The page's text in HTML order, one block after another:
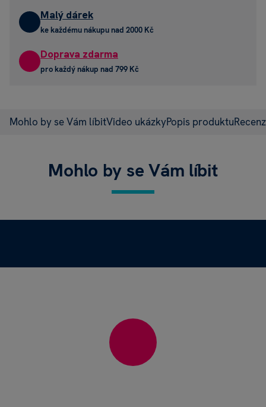
Malý dárek
ke každému nákupu nad 2000 Kč
Doprava zdarma
pro každý nákup nad 799 Kč
Mohlo by se Vám líbitVideo ukázkyPopis produktu
Mohlo by se Vám líbit